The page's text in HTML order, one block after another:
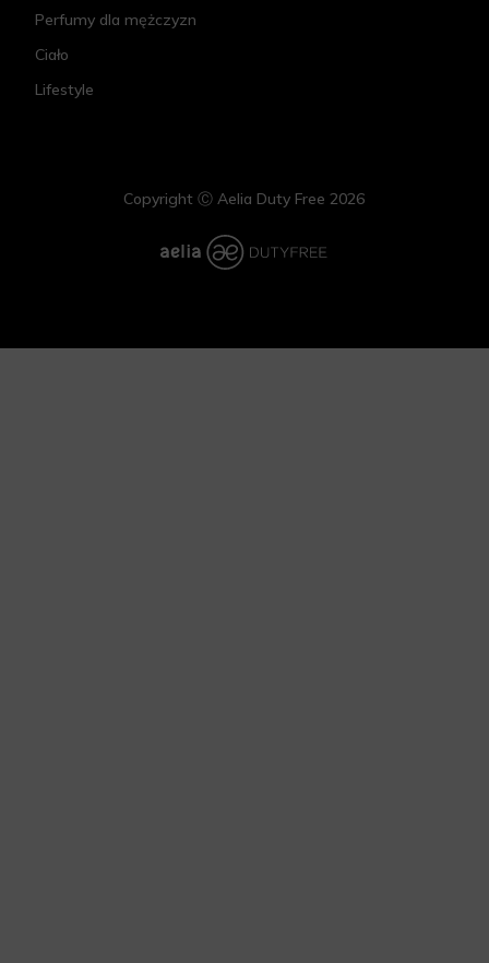
Perfumy dla mężczyzn
Ciało
Lifestyle
Copyright Ⓒ Aelia Duty Free 2026